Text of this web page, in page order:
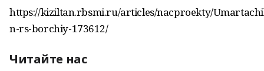
https://kiziltan.rbsmi.ru/articles/nacproekty/
n-rs-borchiy-173612/
Читайте нас